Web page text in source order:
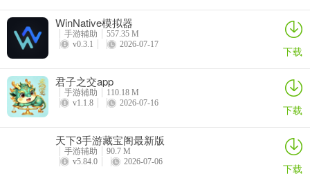
先看清自己手中的牌，什么有什么没有，别人出了什么牌还有什么牌!
850gema旧版本版点评
竞技环境。
2、包含经典和有趣的棋牌项目，有真实的规则和不困难的开始
3、没有人机的干扰玩家之间进行实力以及运气的对决。
4、容纳了全国各个地方的棋牌玩法，保证符合各个玩家的棋牌喜好，
WinNative模拟器
手游辅助
557.35 M
v0.3.1
2026-07-17 下载
君子之交app
手游辅助
110.18 M
v1.1.8
2026-07-16 下载
天下3手游藏宝阁最新版
手游辅助
90.7 M
v5.84.0
2026-07-06 下载